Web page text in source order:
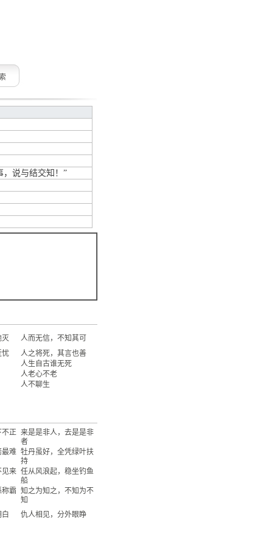
，说与结交知！”
灭
人而无信，不知其可
忧
人之将死，其言也善
人生自古谁无死
人老心不老
人不聊生
不正 来是是非人，去是是非
者
最难 牡丹虽好，全凭绿叶扶
持
见来 任从风浪起，稳坐钓鱼
船
称霸 知之为知之，不知为不
知
仇人相见，分外眼睁